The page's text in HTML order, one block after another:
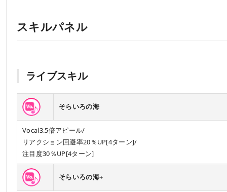
スキルパネル
ライブスキル
そらいろの海
Vocal3.5倍アピール/
リアクション回避率20％UP[4ターン]/
注目度30％UP[4ターン]
そらいろの海+